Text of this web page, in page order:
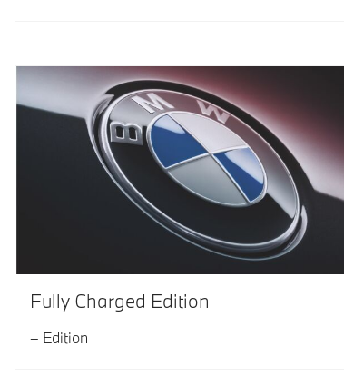
Fully Charged Edition
Edition